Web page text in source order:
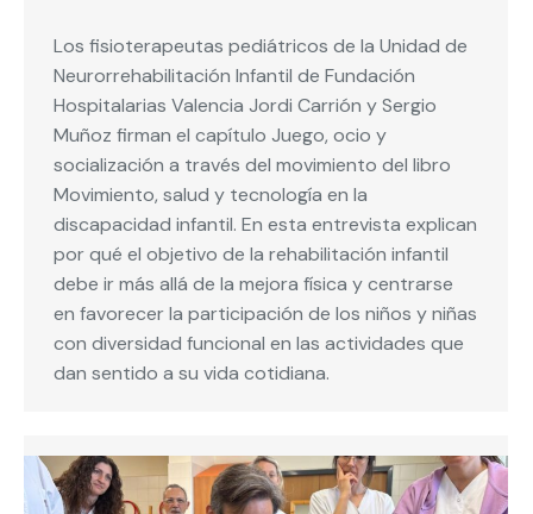
Los fisioterapeutas pediátricos de la Unidad de
Neurorrehabilitación Infantil de Fundación
Hospitalarias Valencia Jordi Carrión y Sergio
Muñoz firman el capítulo Juego, ocio y
socialización a través del movimiento del libro
Movimiento, salud y tecnología en la
discapacidad infantil. En esta entrevista explican
por qué el objetivo de la rehabilitación infantil
debe ir más allá de la mejora física y centrarse
en favorecer la participación de los niños y niñas
con diversidad funcional en las actividades que
dan sentido a su vida cotidiana.